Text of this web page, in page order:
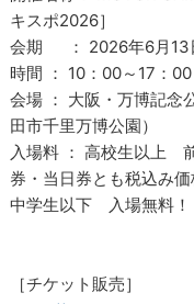
キスポ2026］
会期 ： 2026年6月13
時間 ： 10：00～17：00
会場 ： 大阪・万博記念
田市千里万博公園）
入場料 ： 高校生以上
券・当日券とも税込み
中学生以下 入場無料！
［チケット販売］